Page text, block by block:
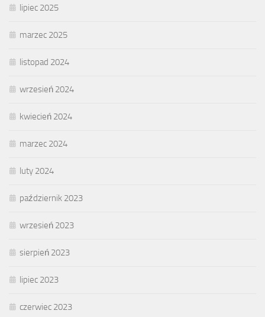
lipiec 2025
marzec 2025
listopad 2024
wrzesień 2024
kwiecień 2024
marzec 2024
luty 2024
październik 2023
wrzesień 2023
sierpień 2023
lipiec 2023
czerwiec 2023